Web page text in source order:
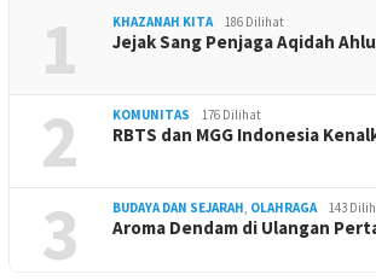
1 KHAZANAH KITA 186 Dilihat
Jejak Sang Penjaga Aqidah
2 KOMUNITAS 176 Dilihat
RBTS dan MGG Indonesia
3 BUDAYA DAN SEJARAH OLAHRAGA 143
Aroma Dendam di Ulangan